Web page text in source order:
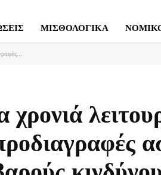
ΜΙΣΘΟΛΟΓΙΚΑ